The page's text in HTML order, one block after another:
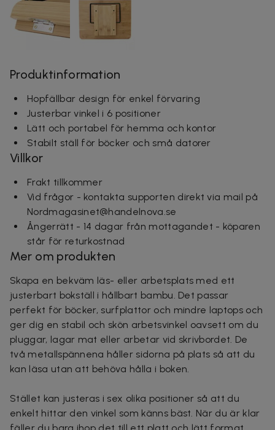
Produktinformation
Hopfällbar design för enkel förvaring
Justerbar vinkel i 6 positioner
Lätt och portabel för hemma och kontor
Stabilt ställ för böcker och små datorer
Villkor
Frakt tillkommer
Vid frågor - kontakta supporten direkt via mail på
Nordmagasinet@handelnova.se
Ångerrätt - 14 dagar från mottagandet - köparen
står för returkostnad
Mer om produkten
Skapa en bekväm läs- eller arbetsplats med ett
justerbart bokställ i hållbart bambu. Det passar
perfekt för böcker, surfplattor och mindre laptops och
ger dig en stabil och skön arbetsvinkel oavsett om du
pluggar, lagar mat eller arbetar vid skrivbordet. De
två metallspännena håller sidorna på plats så att du
kan läsa utan att behöva hålla i boken.
Stället kan justeras i sex olika positioner så att du
enkelt hittar den vinkel som känns bäst. När du är klar
fäller du bara ihop det till ett platt och lätt format